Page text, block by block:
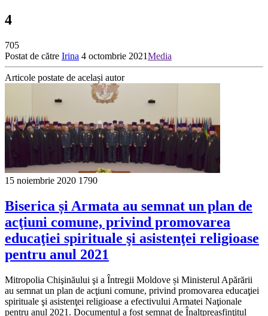
4
705
Postat de către Irina 4 octombrie 2021Media
Articole postate de același autor
15 noiembrie 2020 1790
Biserica și Armata au semnat un plan de
acţiuni comune, privind promovarea
educaţiei spirituale şi asistenţei religioase
pentru anul 2021
Mitropolia Chişinăului şi a Întregii Moldove și Ministerul Apărării
au semnat un plan de acţiuni comune, privind promovarea educaţiei
spirituale şi asistenţei religioase a efectivului Armatei Naţionale
pentru anul 2021. Documentul a fost semnat de Înaltpreasfinţitul